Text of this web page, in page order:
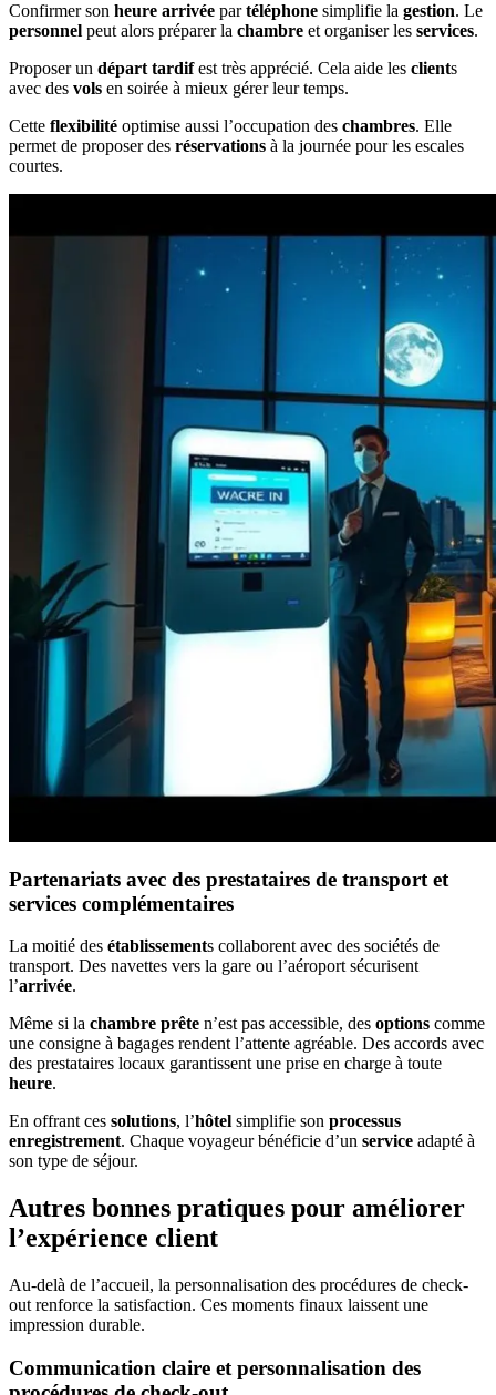
Confirmer son heure arrivée partéléphone simplifie la gestion. Le
personnel peut alors préparer la chambre et organiser les services.
Proposer un départ tardifest très apprécié. Cela aide les clients
avec des vols en soirée à mieux gérer leur temps.
Cette flexibilité optimise aussi l’occupation des chambres. Elle
permet de proposer des réservations à la journée pour les escales
courtes.
Partenariats avec des prestataires de transport et
services complémentaires
La moitié des établissements collaborent avec des sociétés de
transport. Des navettes vers la gare ou l’aéroport sécurisent
l’arrivée.
Même si la chambre prête n’est pas accessible, des options comme
une consigne à bagages rendent l’attente agréable. Des accords avec
des prestataires locaux garantissent une prise en charge à toute
heure.
En offrant ces solutions, l’hôtel simplifie son processus
enregistrement. Chaque voyageur bénéficie d’un service adapté à
son type de séjour.
Autres bonnes pratiques pour améliorer
l’expérience client
Au-delà de l’accueil, la personnalisation des procédures de check-
out renforce la satisfaction. Ces moments finaux laissent une
impression durable.
Communication claire et personnalisation des